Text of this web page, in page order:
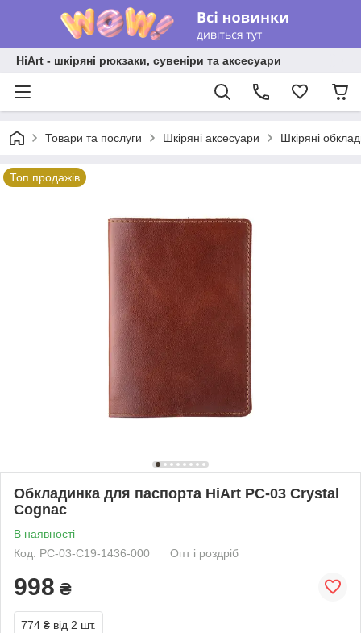
HiArt - шкіряні рюкзаки, сувеніри та аксесуари
Товари та послуги Шкіряні аксесуари Шкіряні
Топ продажів
Обкладинка для паспорта HiArt PC-03 Crystal
Cognac
В наявності
Код: PC-03-C19-1436-000
Опт і роздріб
998 ₴
774 ₴ від 2 шт.